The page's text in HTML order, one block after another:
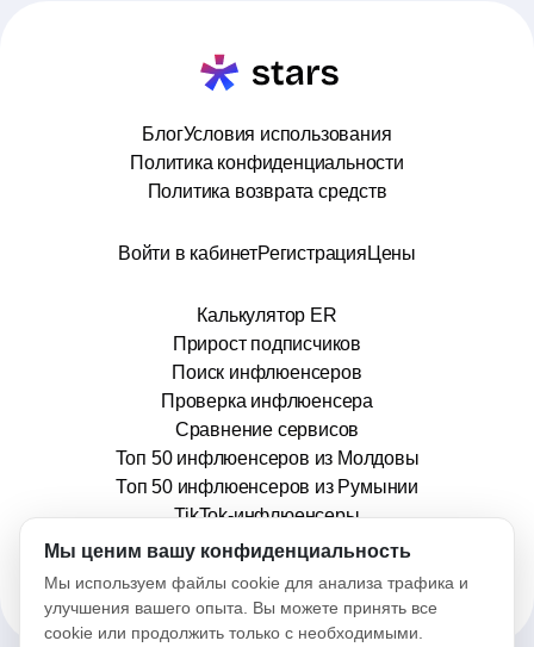
БлогУсловия использования
Политика конфиденциальности
Политика возврата средств
Войти в кабинетРегистрация Цены
Калькулятор ER
Прирост подписчиков
Поиск инфлюенсеров
Проверка инфлюенсера
Сравнение сервисов
Топ 50 инфлюенсеров из Молдовы
Топ 50 инфлюенсеров из Румынии
TikTok-инфлюенсеры
info@stars.md
Мы ценим вашу конфиденциальность
Мы используем файлы cookie для анализа трафика и
улучшения вашего опыта. Вы можете принять все
cookie или продолжить только с необходимыми.